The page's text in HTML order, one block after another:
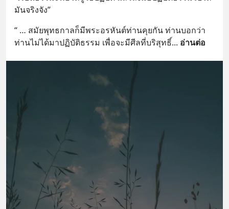
มันจริงจัง”
“ … สมัยพุทธกาลก็มีพระอรหันต์ท่านคุยกัน ท่านบอกว่า
ท่านไม่ได้มาปฏิบัติธรรม เพื่อจะมีศีลที่บริสุทธิ์... อ่านต่อ